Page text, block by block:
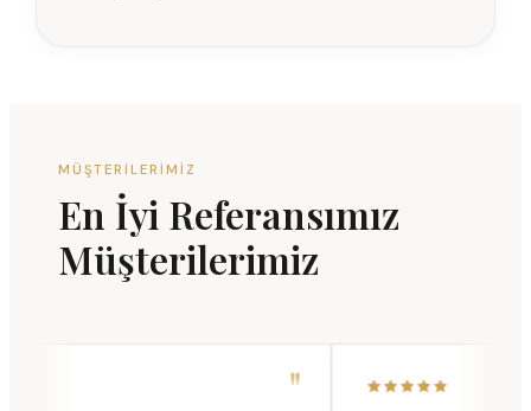
MÜŞTERILERIMIZ
En İyi Referansımız
Müşterilerimiz